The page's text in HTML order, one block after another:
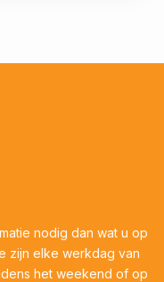
nodig dan wat u op
zijn elke werkdag van
het weekend of op